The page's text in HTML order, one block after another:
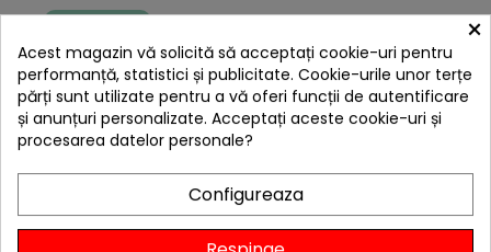
×
Acest magazin vă solicită să acceptați cookie-uri pentru
performanță, statistici și publicitate. Cookie-urile unor terțe
părți sunt utilizate pentru a vă oferi funcții de autentificare
și anunțuri personalizate. Acceptați aceste cookie-uri și
procesarea datelor personale?
Configureaza